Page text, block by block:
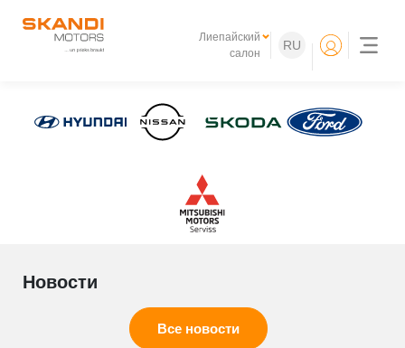
Лиепайский
салон
RU
Новости
Все новости